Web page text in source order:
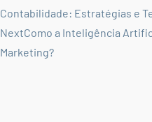
Contabilidade: Estratégias e
NextComo a Inteligência
Marketing?